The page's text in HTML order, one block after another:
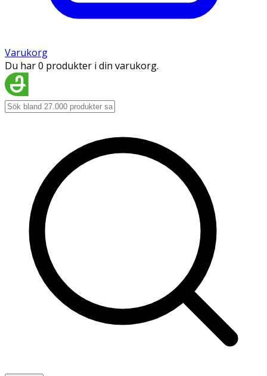
Varukorg
Du har 0 produkter i din varukorg.